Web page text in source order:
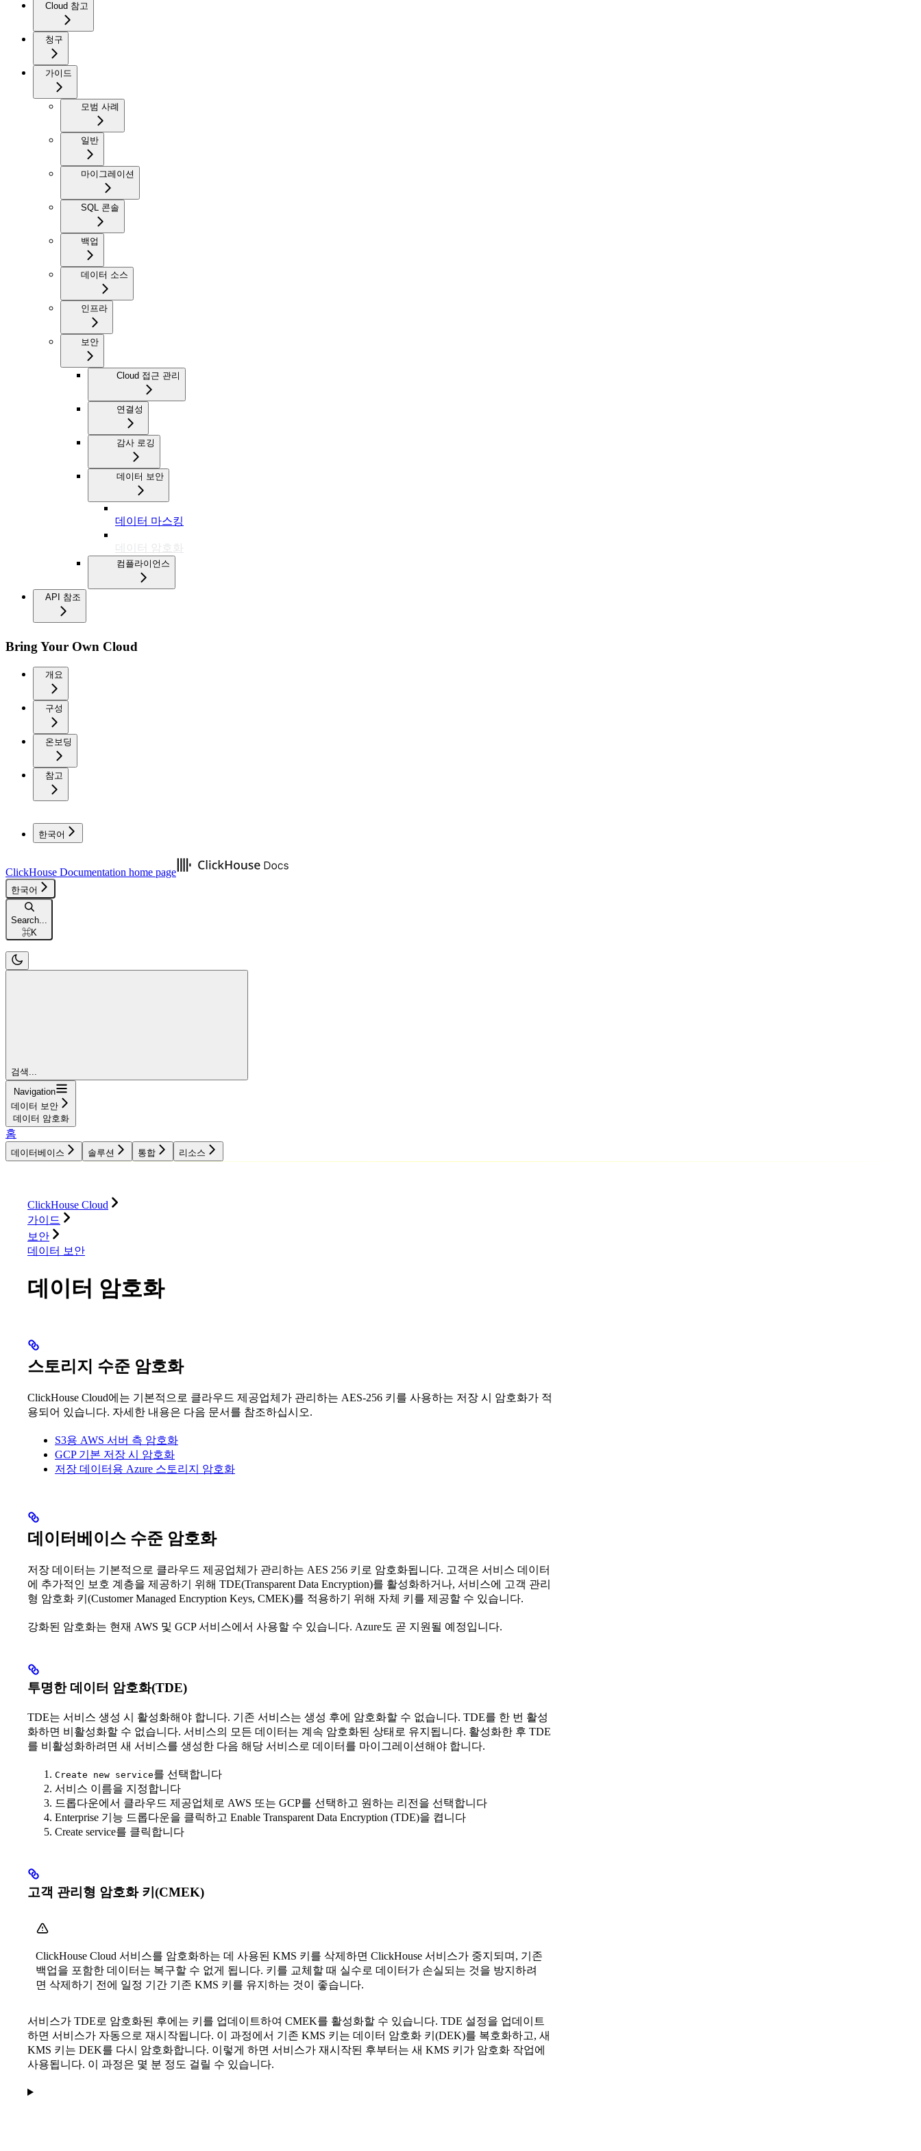
Cloud 참고
청구
가이드
모범 사례
일반
마이그레이션
SQL 콘솔
백업
데이터 소스
인프라
보안
Cloud 접근 관리
연결성
감사 로깅
데이터 보안
데이터 마스킹
데이터 암호화
컴플라이언스
API 참조
Bring Your Own Cloud
개요
구성
온보딩
참고
한국어
ClickHouse Documentation home page
한국어
Search...
⌘K
검색...
Navigation
데이터 보안
데이터 암호화
홈
데이터베이스 솔루션 통합 리소스
ClickHouse Cloud
가이드
보안
데이터 보안
데이터 암호화
스토리지 수준 암호화
ClickHouse Cloud에는 기본적으로 클라우드 제공업체가 관리하는 AES-256 키를 사용하는 저장 시 암호화가 적
용되어 있습니다. 자세한 내용은 다음 문서를 참조하십시오.
S3용 AWS 서버 측 암호화
GCP 기본 저장 시 암호화
저장 데이터용 Azure 스토리지 암호화
데이터베이스 수준 암호화
저장 데이터는 기본적으로 클라우드 제공업체가 관리하는 AES 256 키로 암호화됩니다. 고객은 서비스 데이터
에 추가적인 보호 계층을 제공하기 위해 TDE(Transparent Data Encryption)를 활성화하거나, 서비스에 고객 관리
형 암호화 키(Customer Managed Encryption Keys, CMEK)를 적용하기 위해 자체 키를 제공할 수 있습니다.
강화된 암호화는 현재 AWS 및 GCP 서비스에서 사용할 수 있습니다. Azure도 곧 지원될 예정입니다.
투명한 데이터 암호화(TDE)
TDE는 서비스 생성 시 활성화해야 합니다. 기존 서비스는 생성 후에 암호화할 수 없습니다. TDE를 한 번 활성
화하면 비활성화할 수 없습니다. 서비스의 모든 데이터는 계속 암호화된 상태로 유지됩니다. 활성화한 후 TDE
를 비활성화하려면 새 서비스를 생성한 다음 해당 서비스로 데이터를 마이그레이션해야 합니다.
Create new service를 선택합니다
서비스 이름을 지정합니다
드롭다운에서 클라우드 제공업체로 AWS 또는 GCP를 선택하고 원하는 리전을 선택합니다
Enterprise 기능 드롭다운을 클릭하고 Enable Transparent Data Encryption (TDE)을 켭니다
Create service를 클릭합니다
고객 관리형 암호화 키(CMEK)
ClickHouse Cloud 서비스를 암호화하는 데 사용된 KMS 키를 삭제하면 ClickHouse 서비스가 중지되며, 기존
백업을 포함한 데이터는 복구할 수 없게 됩니다. 키를 교체할 때 실수로 데이터가 손실되는 것을 방지하려
면 삭제하기 전에 일정 기간 기존 KMS 키를 유지하는 것이 좋습니다.
서비스가 TDE로 암호화된 후에는 키를 업데이트하여 CMEK를 활성화할 수 있습니다. TDE 설정을 업데이트
하면 서비스가 자동으로 재시작됩니다. 이 과정에서 기존 KMS 키는 데이터 암호화 키(DEK)를 복호화하고, 새
KMS 키는 DEK를 다시 암호화합니다. 이렇게 하면 서비스가 재시작된 후부터는 새 KMS 키가 암호화 작업에
사용됩니다. 이 과정은 몇 분 정도 걸릴 수 있습니다.